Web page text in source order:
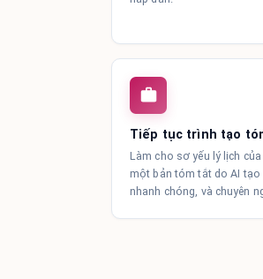
Tiếp tục trình tạo
Làm cho sơ yếu lý lịch
một bản tóm tắt do AI tạo
nhanh chóng, và chuyên